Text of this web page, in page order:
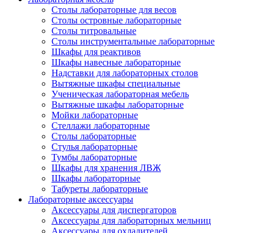
Столы лабораторные для весов
Столы островные лабораторные
Столы титровальные
Столы инструментальные лабораторные
Шкафы для реактивов
Шкафы навесные лабораторные
Надставки для лабораторных столов
Вытяжные шкафы специальные
Ученическая лабораторная мебель
Вытяжные шкафы лабораторные
Мойки лабораторные
Стеллажи лабораторные
Столы лабораторные
Стулья лабораторные
Тумбы лабораторные
Шкафы для хранения ЛВЖ
Шкафы лабораторные
Табуреты лабораторные
Лабораторные аксессуары
Аксессуары для диспергаторов
Аксессуары для лабораторных мельниц
Аксессуары для охладителей